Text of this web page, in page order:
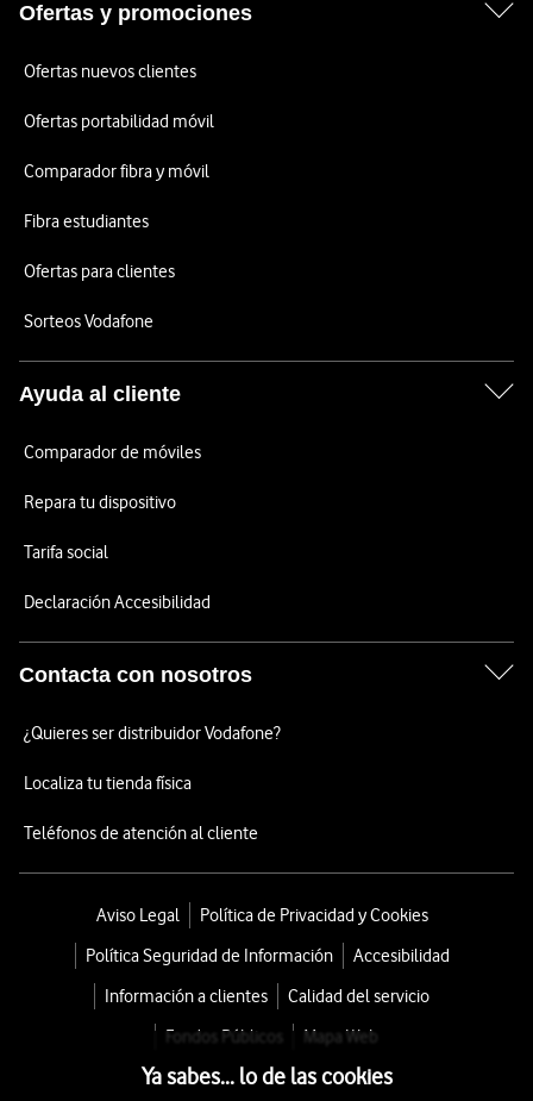
Ofertas y promociones
Ofertas nuevos clientes
Ofertas portabilidad móvil
Comparador fibra y móvil
Fibra estudiantes
Ofertas para clientes
Sorteos Vodafone
Ayuda al cliente
Comparador de móviles
Repara tu dispositivo
Tarifa social
Declaración Accesibilidad
Contacta con nosotros
¿Quieres ser distribuidor Vodafone?
Localiza tu tienda física
Teléfonos de atención al cliente
Aviso Legal
Política de Privacidad y Cookies
Política Seguridad de Información
Accesibilidad
Información a clientes
Calidad del servicio
Fondos Públicos
Mapa Web
Ya sabes... lo de las cookies